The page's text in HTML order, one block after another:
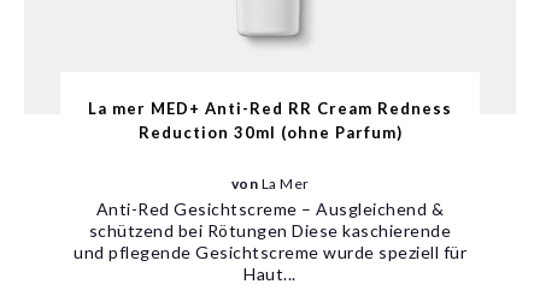
La mer MED+ Anti-Red RR Cream Redness
Reduction 30ml (ohne Parfum)
von La Mer
Anti-Red Gesichtscreme – Ausgleichend &
schützend bei Rötungen Diese kaschierende
und pflegende Gesichtscreme wurde speziell für
Haut...